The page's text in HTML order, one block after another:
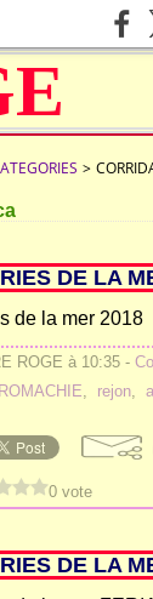
>
DE LA
ROGE à 10:35 -
, rejon,
0 vote
DE LA